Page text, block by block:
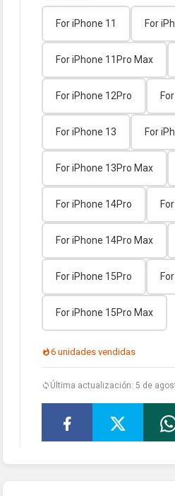
For iPhone 11 For
For iPhone 11Pro Max
For iPhone 12Pro
For iPhone 13 For
For iPhone 13Pro Max
For iPhone 14Pro
For iPhone 14Pro Max
For iPhone 15Pro
For iPhone 15Pro Max
6 unidades vendidas
Última actualización: 5 de